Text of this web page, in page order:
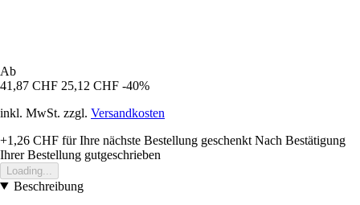
Ab
41,87 CHF 25,12 CHF -40%
inkl. MwSt. zzgl. Versandkosten
+1,26 CHF für Ihre nächste Bestellung geschenkt Nach Bestätigung
Ihrer Bestellung gutgeschrieben
Loading...
Beschreibung